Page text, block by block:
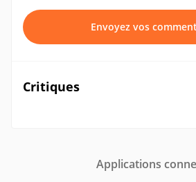
Envoyez vos
Critiques
Applications